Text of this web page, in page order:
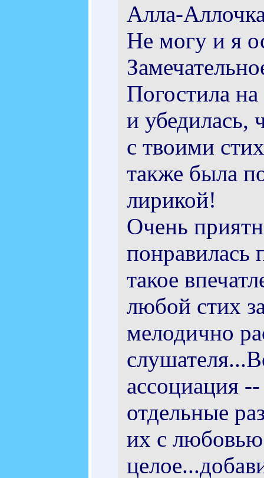
Алла-
Не могу и я
Погостила
и
с твоими
также была
лирикой!
Очень
понравилась
такое
любой стих
мелодично
ассоциация
отдельные
их с любовью